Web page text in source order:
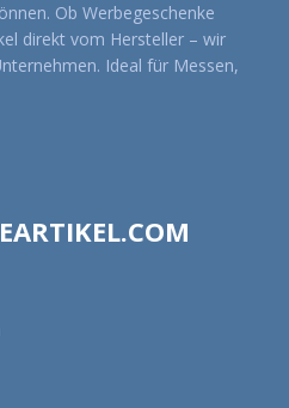
Ob Werbegeschenke
direkt vom Hersteller – wir
Ideal für Messen,